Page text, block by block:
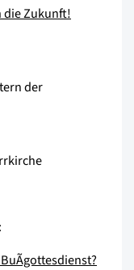
die Zukunft!
der